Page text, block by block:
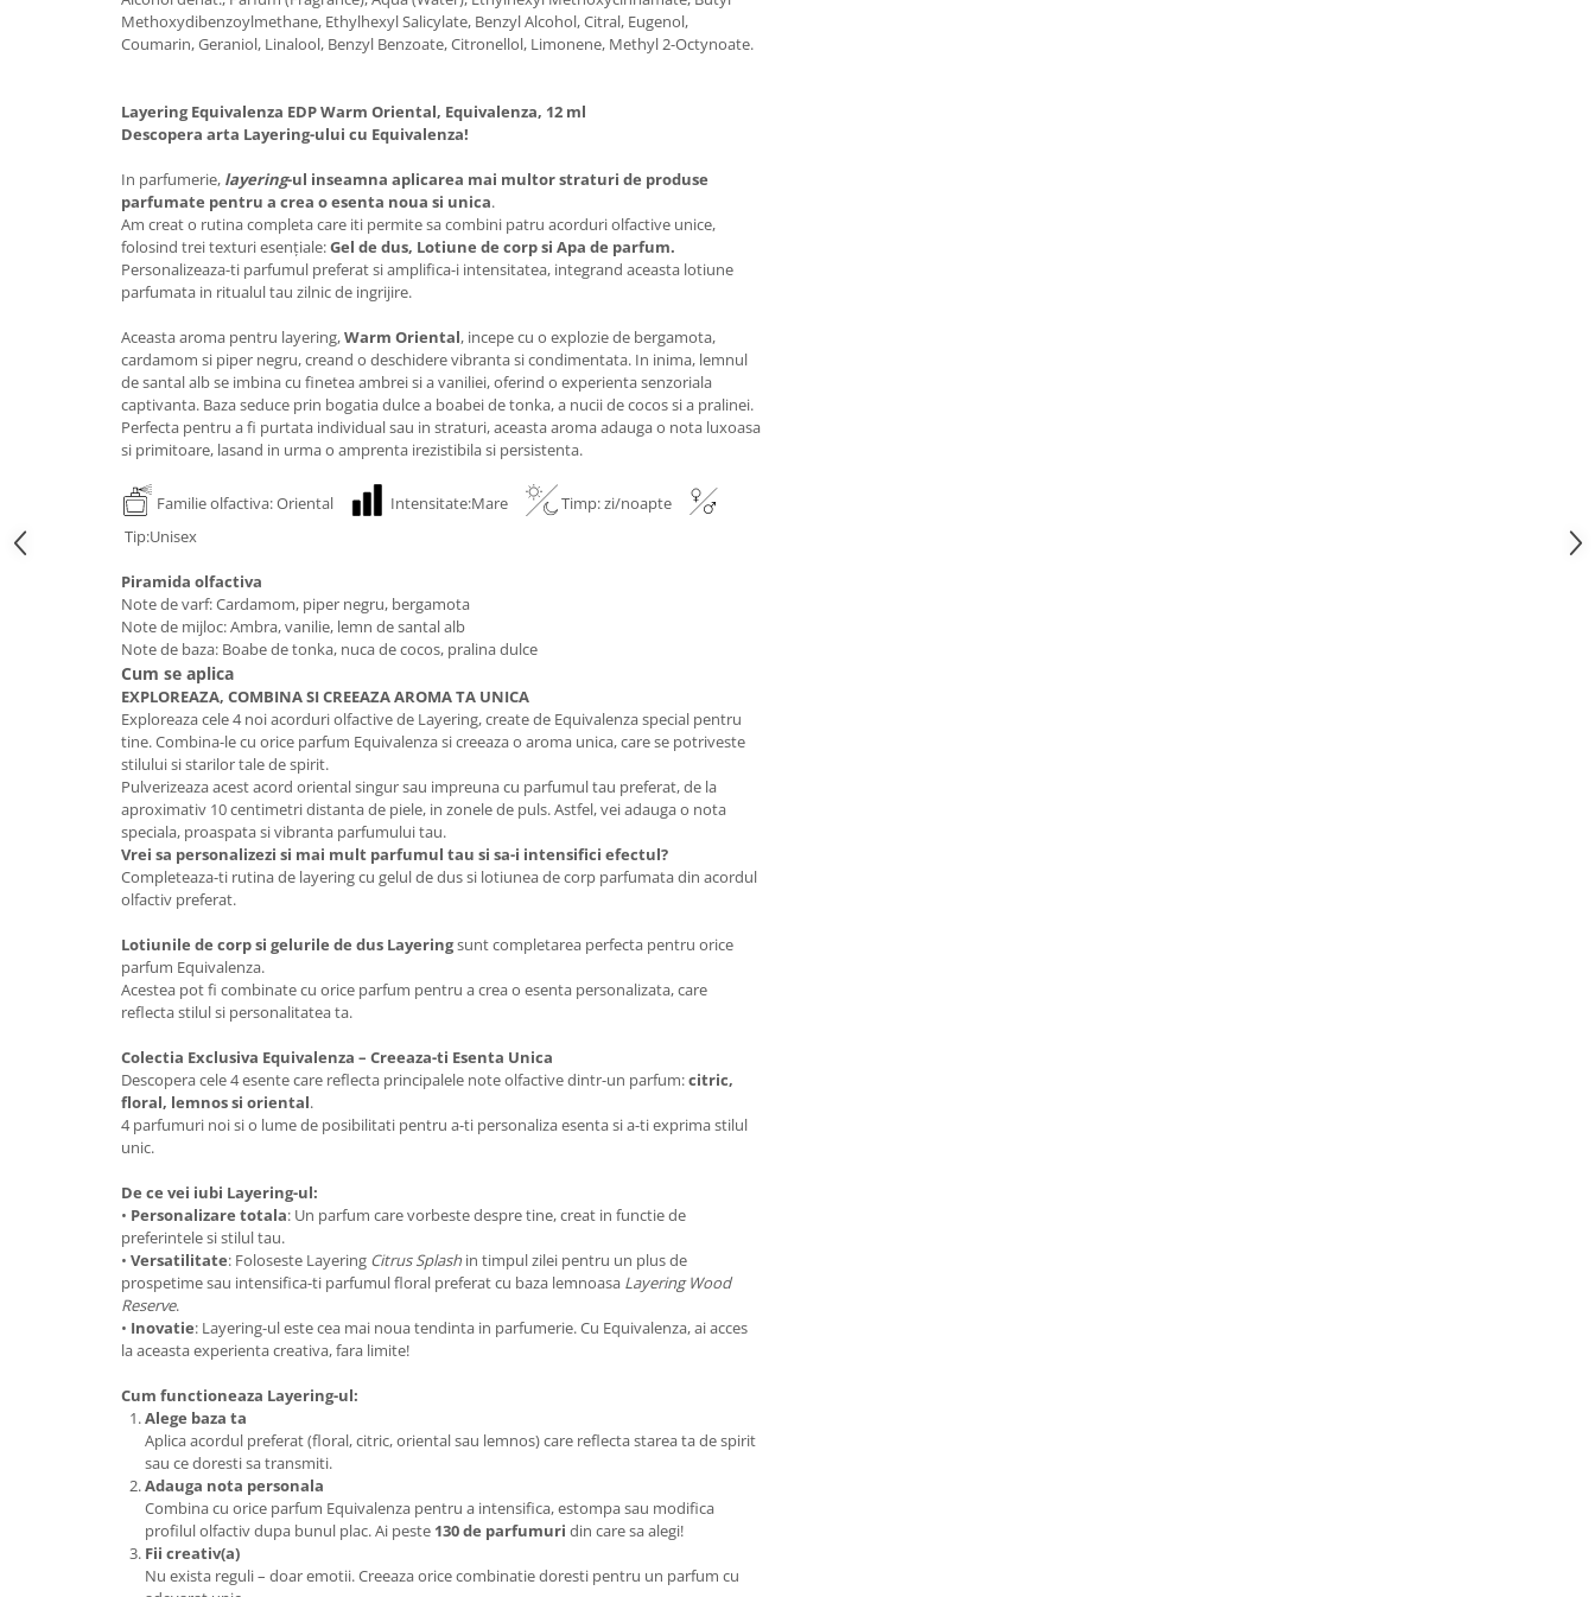
Methoxydibenzoylmethane, Ethylhexyl Salicylate, Benzyl Alcohol, Citral, Eugenol,
Coumarin, Geraniol, Linalool, Benzyl Benzoate, Citronellol, Limonene, Methyl 2-Octynoate.
Layering Equivalenza EDP Warm Oriental, Equivalenza, 12 ml
Descopera arta Layering-ului cu Equivalenza!
In parfumerie, layering-ul inseamna aplicarea mai multor straturi de produse
parfumate pentru a crea o esenta noua si unica.
Am creat o rutina completa care iti permite sa combini patru acorduri olfactive unice,
folosind trei texturi esențiale:Gel de dus, Lotiune de corp si Apa de parfum.
Personalizeaza-ti parfumul preferat si amplifica-i intensitatea, integrand aceasta lotiune
parfumata in ritualul tau zilnic de ingrijire.
Aceasta aroma pentru layering,Warm Oriental, incepe cu o explozie de bergamota,
cardamom si piper negru, creand o deschidere vibranta si condimentata. In inima, lemnul
de santal alb se imbina cu finetea ambrei si a vaniliei, oferind o experienta senzoriala
captivanta. Baza seduce prin bogatia dulce a boabei de tonka, a nucii de cocos si a pralinei.
Perfecta pentru a fi purtata individual sau in straturi, aceasta aroma adauga o nota luxoasa
si primitoare, lasand in urma o amprenta irezistibila si persistenta.
Familie olfactiva: Oriental Intensitate:Mare
Timp: zi/noapte
Tip:Unisex
Piramida olfactiva
Note de varf: Cardamom, piper negru, bergamota
Note de mijloc: Ambra, vanilie, lemn de santal alb
Note de baza: Boabe de tonka, nuca de cocos, pralina dulce
Cum se aplica
EXPLOREAZA, COMBINA SI CREEAZA AROMA TA UNICA
Exploreaza cele 4 noi acorduri olfactive de Layering, create de Equivalenza special pentru
tine. Combina-le cu orice parfum Equivalenza si creeaza o aroma unica, care se potriveste
stilului si starilor tale de spirit.
Pulverizeaza acest acord oriental singur sau impreuna cu parfumul tau preferat, de la
aproximativ 10 centimetri distanta de piele, in zonele de puls. Astfel, vei adauga o nota
speciala, proaspata si vibranta parfumului tau.
Vrei sa personalizezi si mai mult parfumul tau si sa-i intensifici efectul?
Completeaza-ti rutina de layering cu gelul de dus si lotiunea de corp parfumata din acordul
olfactiv preferat.
Lotiunile de corp si gelurile de dus Layeringsunt completarea perfecta pentru orice
parfum Equivalenza.
Acestea pot fi combinate cu orice parfum pentru a crea o esenta personalizata, care
reflecta stilul si personalitatea ta.
Colectia Exclusiva Equivalenza – Creeaza-ti Esenta Unica
Descopera cele 4 esente care reflecta principalele note olfactive dintr-un parfum:citric,
floral, lemnos si oriental.
4 parfumuri noi si o lume de posibilitati pentru a-ti personaliza esenta si a-ti exprima stilul
unic.
De ce vei iubi Layering-ul:
• Personalizare totala: Un parfum care vorbeste despre tine, creat in functie de
preferintele si stilul tau.
• Versatilitate: Foloseste Layering Citrus Splashin timpul zilei pentru un plus de
prospetime sau intensifica-ti parfumul floral preferat cu baza lemnoasa Layering Wood
Reserve.
• Inovatie: Layering-ul este cea mai noua tendinta in parfumerie. Cu Equivalenza, ai acces
la aceasta experienta creativa, fara limite!
Cum functioneaza Layering-ul:
Alege baza ta
Aplica acordul preferat (floral, citric, oriental sau lemnos) care reflecta starea ta de spirit
sau ce doresti sa transmiti.
Adauga nota personala
Combina cu orice parfum Equivalenza pentru a intensifica, estompa sau modifica
profilul olfactiv dupa bunul plac. Ai peste 130 de parfumuri din care sa alegi!
Fii creativ(a)
Nu exista reguli – doar emotii. Creeaza orice combinatie doresti pentru un parfum cu